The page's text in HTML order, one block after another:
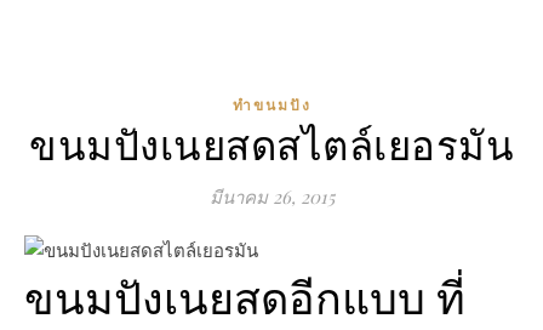
ทำขนมปัง
ขนมปังเนยสดสไตล์เยอรมัน
มีนาคม 26, 2015
ขนมปังเนยสดอีกแบบ ที่